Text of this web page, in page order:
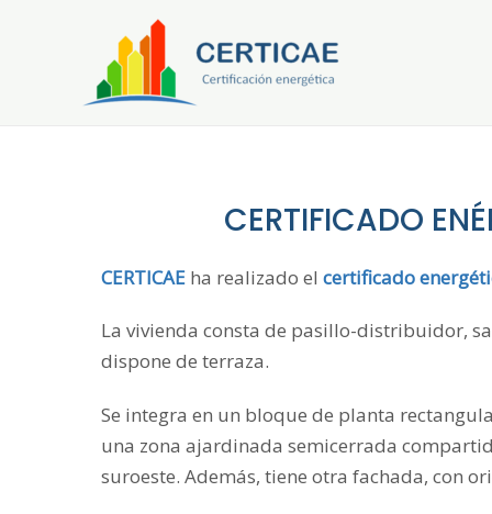
CERTIFICADO
CERTICAE ha realizado el certificado
La vivienda consta de pasillo-distribuidor,
dispone de terraza.
Se integra en un bloque de planta
una zona ajardinada semicerrada
suroeste. Además, tiene otra fachada, con